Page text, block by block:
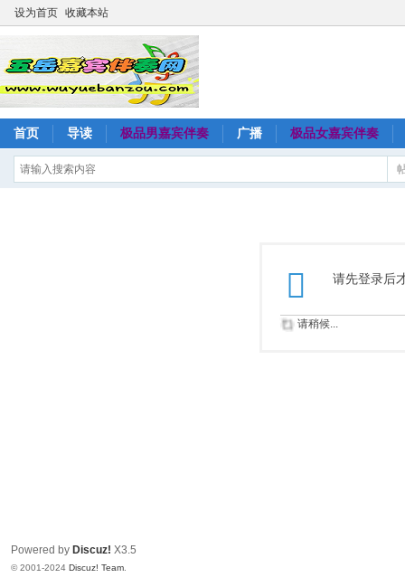
设为首页 收藏本站
首页 导读 极品男嘉宾伴奏 广播 极品女嘉宾伴奏
请先登录后
请稍候...
Powered by Discuz! X3.5
© 2001-2024 Discuz! Team